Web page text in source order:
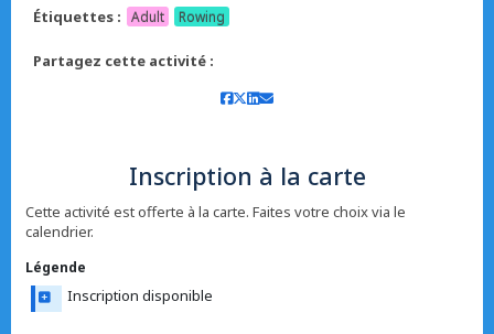
Étiquettes :
Adult Rowing
Partagez cette activité :
Inscription à la carte
Cette activité est offerte à la carte. Faites votre choix via le
calendrier.
Légende
Inscription disponible